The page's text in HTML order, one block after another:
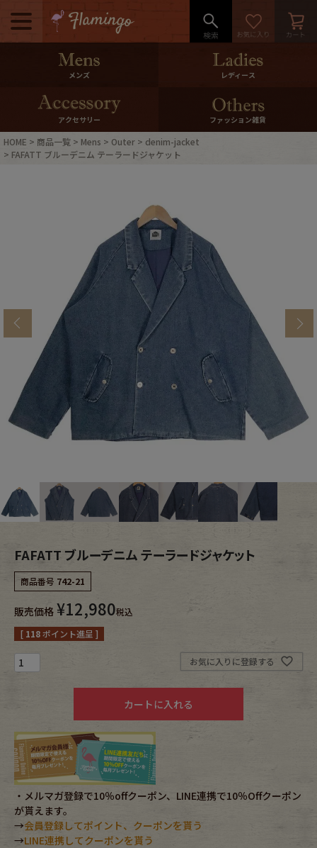
メニュー
500pt＆10％Offクーポンプレゼン
10％0ffクーポンプレゼント
ログイン・会員登録
International Shipping
特集一覧
ブランドから探す スタッフコーディネート
古着卸DOCK
メンズ商品カテゴリーから探す
Bottoms Fafatt
レディース商品カテゴリーから探す
Tops
Outer
Kidswear
小物・アクセサリーから探す
Eye Wear
Bag Stall・Scarf
Accessory Shoes
メンズ レディース
アクセサリー ファッション雑貨
HOME 商品一覧 Mens Outer
denim-jacket
FAFATT ブルーデニム テーラードジャケット
FAFATT ブルーデニム テーラードジャケット
商品番号 742-21
販売価格 ¥12,980税込
[ 118ポイント進呈 ]
お気に入りに登録する
カートに入れる
・メルマガ登録で10％offクーポン、LINE連携で10％Offクーポン
が貰えます。
→会員登録してポイント、クーポンを貰う
→LINE連携してクーポンを貰う